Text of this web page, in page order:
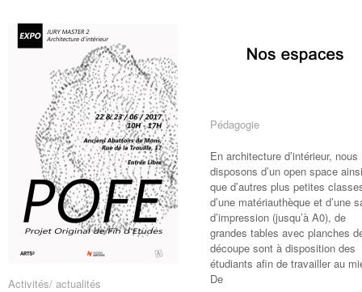
Pédagogie
En architecture d’intérieur, nous
disposons d’un open space ainsi
que d’autres plus petites
d’une matériauthèque et d’une
d’impression (jusqu’à A0), de
grandes tables avec planches
découpe sont à disposition des
étudiants afin de travailler au
De
Pédagogie
Activités/ actualités
Activités/ actualités